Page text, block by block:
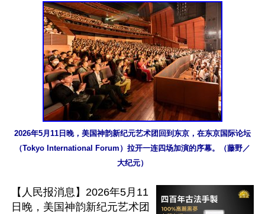
2026年5月11日晚，美国神韵新纪元艺术团回到东京，在东京国际论坛
（Tokyo International Forum）拉开一连四场加演的序幕。（藤野／
大纪元）
【人民报消息】2026年5月11
日晚，美国神韵新纪元艺术团